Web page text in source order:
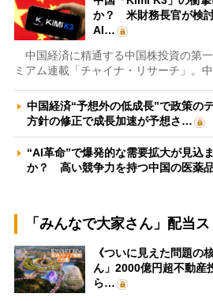
か？ 米財務長官が検
AI…
中国経済に精通する中国株投資の第
ミアム連載「チャイナ・リサーチ」。
中国経済“予想外の低成長”で政策
方針の修正で成長加速が予想さ…
“AI革命”で爆発的な需要拡大が見込
か？ 高い競争力を持つ中国の医薬
「みんなで大家さん」配当
《ついに見えた問題の
ん」2000億円超不動産
ら…